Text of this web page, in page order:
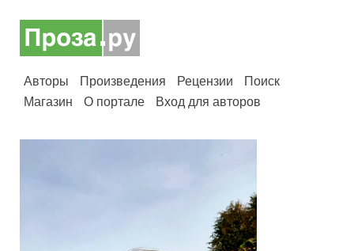
Авторы Произведения Рецензии
Поиск
Магазин
О портале Вход для авторов